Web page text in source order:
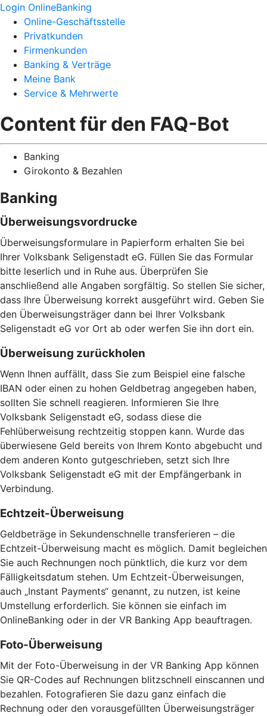
Login OnlineBanking
Online-Geschäftsstelle
Privatkunden
Firmenkunden
Banking & Verträge
Meine Bank
Service & Mehrwerte
Content für den FAQ-Bot
Banking
Girokonto & Bezahlen
Banking
Überweisungsvordrucke
Überweisungsformulare in Papierform erhalten Sie bei
Ihrer Volksbank Seligenstadt eG. Füllen Sie das Formular
bitte leserlich und in Ruhe aus. Überprüfen Sie
anschließend alle Angaben sorgfältig. So stellen Sie sicher,
dass Ihre Überweisung korrekt ausgeführt wird. Geben Sie
den Überweisungsträger dann bei Ihrer Volksbank
Seligenstadt eG vor Ort ab oder werfen Sie ihn dort ein.
Überweisung zurückholen
Wenn Ihnen auffällt, dass Sie zum Beispiel eine falsche
IBAN oder einen zu hohen Geldbetrag angegeben haben,
sollten Sie schnell reagieren. Informieren Sie Ihre
Volksbank Seligenstadt eG, sodass diese die
Fehlüberweisung rechtzeitig stoppen kann. Wurde das
überwiesene Geld bereits von Ihrem Konto abgebucht und
dem anderen Konto gutgeschrieben, setzt sich Ihre
Volksbank Seligenstadt eG mit der Empfängerbank in
Verbindung.
Echtzeit-Überweisung
Geldbeträge in Sekundenschnelle transferieren – die
Echtzeit-Überweisung macht es möglich. Damit begleichen
Sie auch Rechnungen noch pünktlich, die kurz vor dem
Fälligkeitsdatum stehen. Um Echtzeit-Überweisungen,
auch „Instant Payments“ genannt, zu nutzen, ist keine
Umstellung erforderlich. Sie können sie einfach im
OnlineBanking oder in der VR Banking App beauftragen.
Foto-Überweisung
Mit der Foto-Überweisung in der VR Banking App können
Sie QR-Codes auf Rechnungen blitzschnell einscannen und
bezahlen. Fotografieren Sie dazu ganz einfach die
Rechnung oder den vorausgefüllten Überweisungsträger